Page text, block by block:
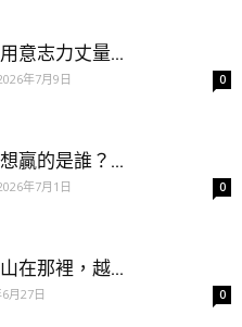
意志力丈量...
年7月9日 0
贏的是誰？...
年7月1日 0
在那裡，越...
月27日 0